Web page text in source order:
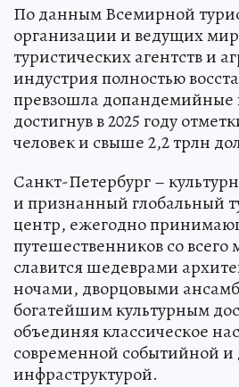
По данным Всемирной
организации и ведущих
туристических агентств и
индустрия полностью
превзошла допандемийные
достигнув в 2025 году
человек и свыше 2,2 трлн
Санкт-Петербург –
и признанный глобальный
центр, ежегодно
путешественников со всего
славится шедеврами
ночами, дворцовыми
богатейшим культурным
объединяя классическое
современной событийной и
инфраструктурой.